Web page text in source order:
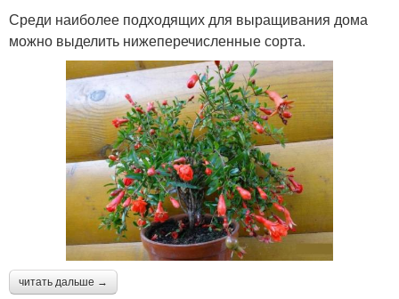
Среди наиболее подходящих для выращивания дома
можно выделить нижеперечисленные сорта.
читать дальше →